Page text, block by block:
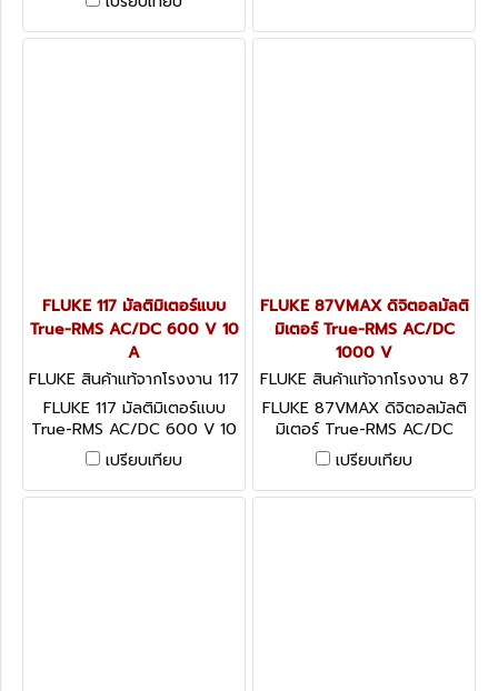
FLUKE 117 มัลติมิเตอร์แบบ
True-RMS AC/DC 600 V 10
A
FLUKE สินค้าแท้จากโรงงาน 117
FLUKE 117 มัลติมิเตอร์แบบ
True-RMS AC/DC 600 V 10
เปรียบเทียบ
FLUKE 87VMAX ดิจิตอลมัลติ
มิเตอร์ True-RMS AC/DC
1000 V
FLUKE สินค้าแท้จากโรงงาน 87
VMAX
FLUKE 87VMAX ดิจิตอลมัลติ
มิเตอร์ True-RMS AC/DC
1000 V
เปรียบเทียบ